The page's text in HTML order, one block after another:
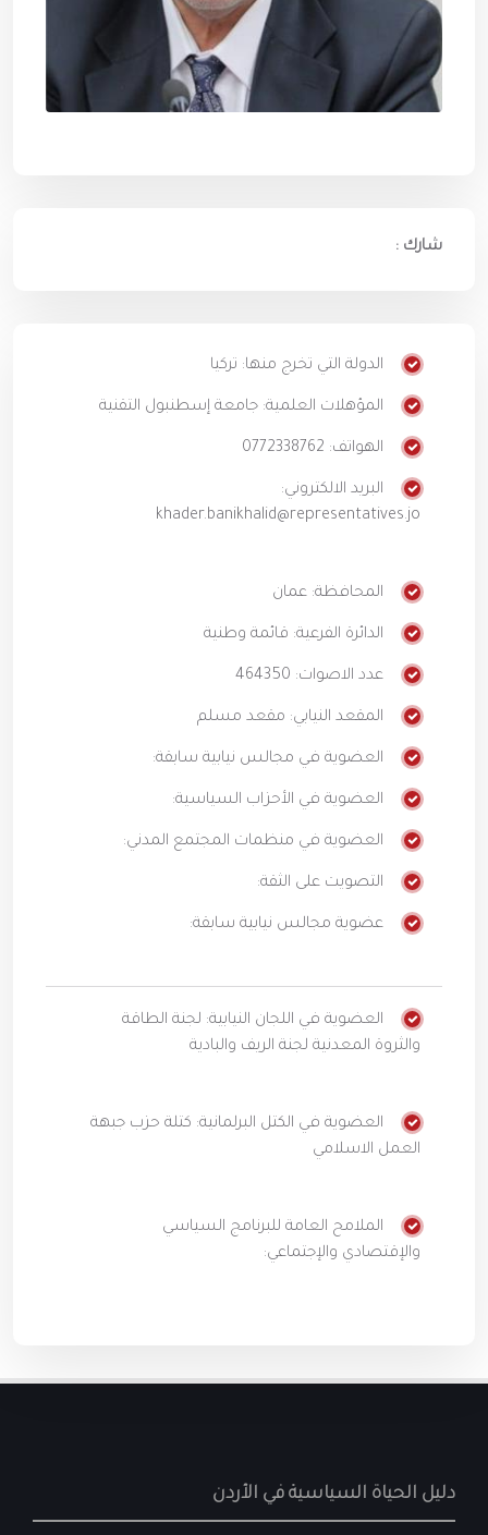
شارك :
الدولة التي تخرج منها: تركيا
المؤهلات العلمية: جامعة إسطنبول التقنية
الهواتف: 0772338762
البريد الالكتروني:
khader.banikhalid@representatives.jo
المحافظة: عمان
الدائرة الفرعية: قائمة وطنية
عدد الاصوات: 464350
المقعد النيابي: مقعد مسلم
العضوية في مجالس نيابية سابقة:
العضوية في الأحزاب السياسية:
العضوية في منظمات المجتمع المدني:
التصويت على الثقة:
عضوية مجالس نيابية سابقة:
العضوية في اللجان النيابية: لجنة الطاقة
والثروة المعدنية لجنة الريف والبادية
العضوية في الكتل البرلمانية: كتلة حزب جبهة
العمل الاسلامي
الملامح العامة للبرنامج السياسي
والإقتصادي والإجتماعي:
دليل الحياة السياسية في الأردن